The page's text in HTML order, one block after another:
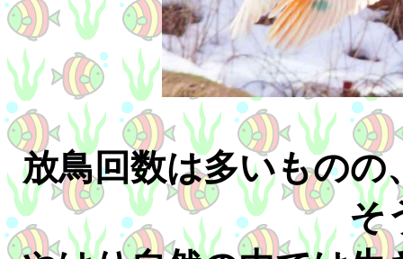
放鳥回数は多いものの
そ